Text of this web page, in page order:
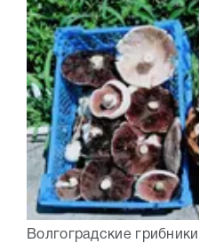
Волгоградские